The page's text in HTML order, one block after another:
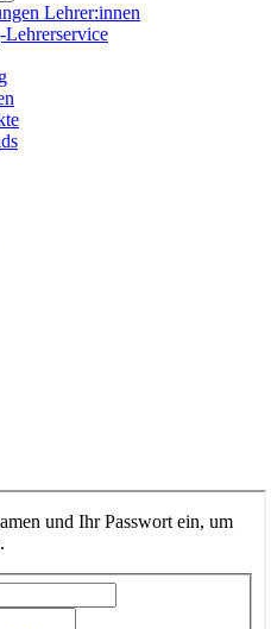
Lehrer:innen
Lehrerservice